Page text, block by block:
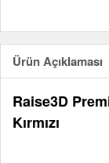
Ürün Açıklaması
Raise3D
Kırmızı